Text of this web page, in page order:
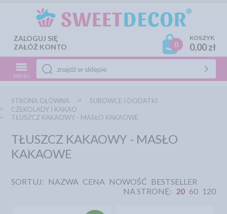
ZALOGUJ SIĘ
ZAŁÓŻ KONTO
0
KOSZYK
0,00 zł
MENU
STRONA GŁÓWNA
SUROWCE I DODATKI
CZEKOLADY I KAKAO
TŁUSZCZ KAKAOWY - MASŁO KAKAOWE
TŁUSZCZ KAKAOWY - MASŁO
KAKAOWE
SORTUJ: NAZWA CENA NOWOŚĆ BESTSELLER
NA STRONĘ: 20 60 120